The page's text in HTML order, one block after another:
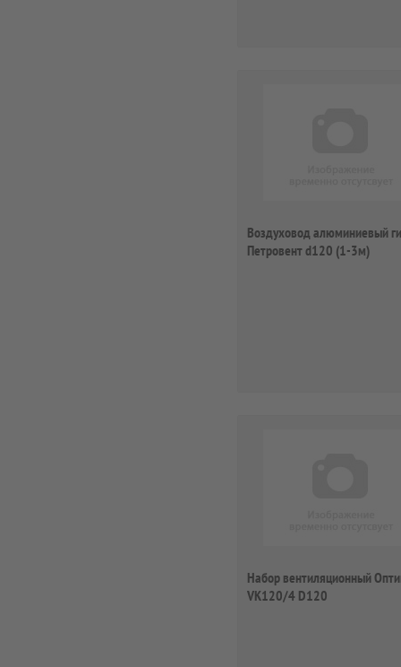
Воздуховод алюминиевый
Петровент d120 (1-3м)
Набор вентиляционный
VK120/4 D120